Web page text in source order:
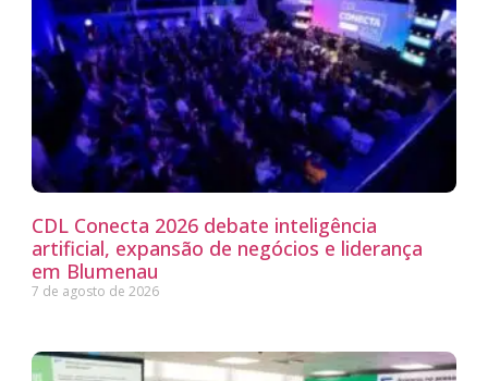
CDL Conecta 2026 debate inteligência
artificial, expansão de negócios e liderança
em Blumenau
7 de agosto de 2026